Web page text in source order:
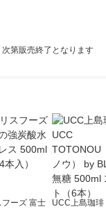
第販売終了となります
フーズ 富士
UCC上島珈琲